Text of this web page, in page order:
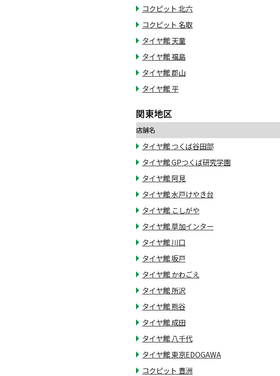
コクピット 北六
コクピット 名取
タイヤ館 天童
タイヤ館 福島
タイヤ館 郡山
タイヤ館 平
関東地区
店舗名
タイヤ館 つくば谷田部
タイヤ館 GPつくば研究学園
タイヤ館 阿見
タイヤ館 水戸けやき台
タイヤ館 こしがや
タイヤ館 草加インター
タイヤ館 川口
タイヤ館 坂戸
タイヤ館 かわごえ
タイヤ館 所沢
タイヤ館 熊谷
タイヤ館 成田
タイヤ館 八千代
タイヤ館 東京EDOGAWA
コクピット 豊洲